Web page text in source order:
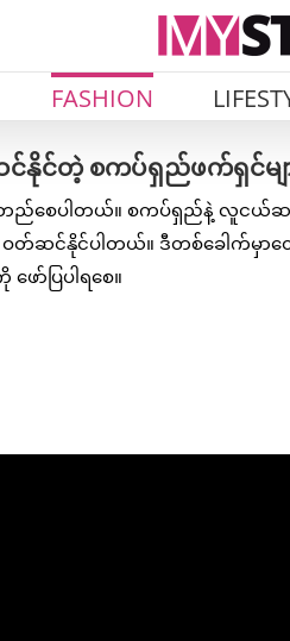
FASHION
နိုင်တဲ့ စကပ်ရှည်ဖက်ရှင်မျ
တည်စေပါတယ်။ စကပ်ရှည်နဲ့ လူငယ်
င်နိုင်ပါတယ်။ ဒီတစ်ခေါက်မှာတ
ပြပါရစေ။